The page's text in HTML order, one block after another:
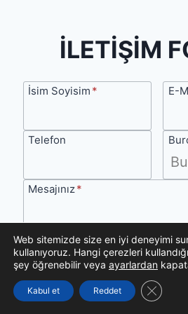
İLETİŞİM
İsim Soyisim *
İsim
E-
E-
Telefon
Telefon
Ne?
Mesajınız*
Mesajınız
GÖNDER
Web sitemizde size en iyi deneyimi
kullanıyoruz. Hangi çerezleri
şey öğrenebilir veya ayarlardan
Kabul et Reddet GDPR